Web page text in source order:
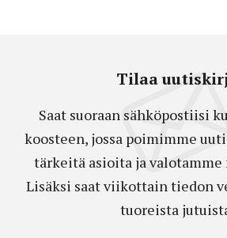
Tilaa
Saat suoraan sähköpostiisi
koosteen, jossa poimimme
tärkeitä asioita ja valotamme
Lisäksi saat viikottain tiedon
tuoreista